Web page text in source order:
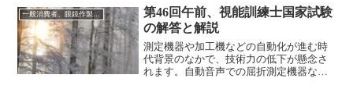
９deca（デカ）・・10hendeca（ヘンデ
カ）・・11dodeca（ドデカ）・・
12trideca（トリデカ）・・
13tetradeca（テトラデカ）・・14これら
が使われている例として、モノレール、
ジレンマ、トリケラトプス、テトラポッ
第46回午前、視能訓練士国家試験
の解答と解説
測定機器や加工機などの自動化が進む時
代背景のなかで、技術力の低下が懸念さ
れます。自動音声での屈折測定機器なん